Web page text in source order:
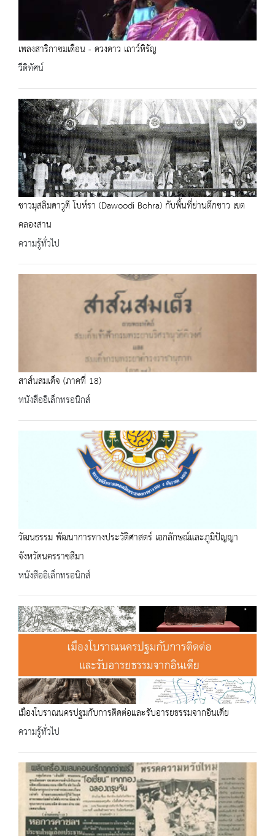
เพลงสาริกาชมเดือน - ดวงดาว เถาว์หิรัญ
วีดิทัศน์
ชาวมุสลิมดาวูดี โบห์รา (Dawoodi Bohra) กับพื้นที่ย่านตึกขาว เขต
คลองสาน
ความรู้ทั่วไป
สาส์นสมเด็จ (ภาคที่ 18)
หนังสืออิเล็กทรอนิกส์
วัฒนธรรม พัฒนาการทางประวัติศาสตร์ เอกลักษณ์และภูมิปัญญา
จังหวัดนครราชสีมา
หนังสืออิเล็กทรอนิกส์
เมืองโบราณนครปฐมกับการติดต่อและรับอารยธรรมจากอินเดีย
ความรู้ทั่วไป